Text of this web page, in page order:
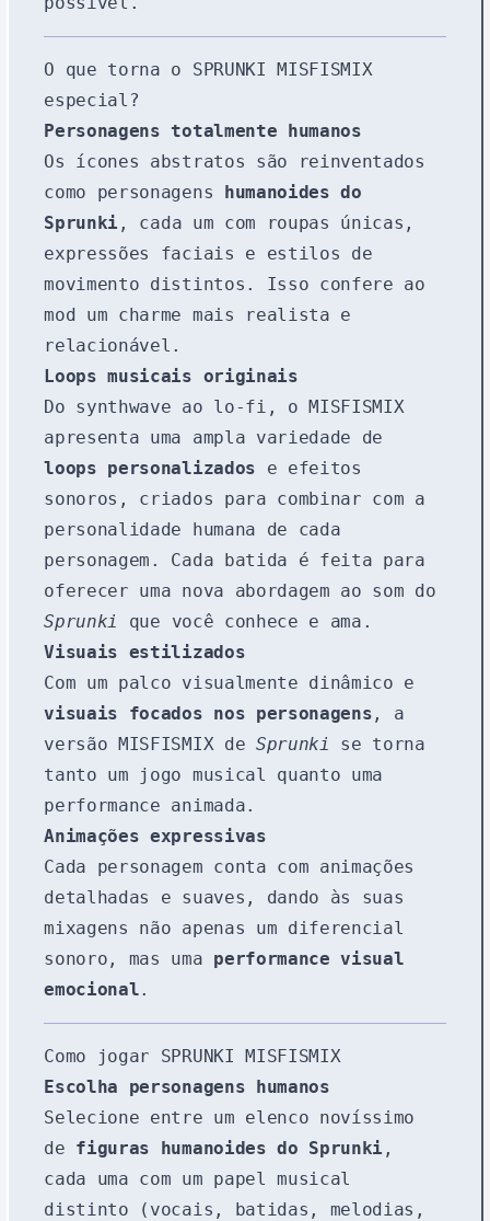
O que torna o SPRUNKI MISFISMIX
especial?
Personagens totalmente humanos
Os ícones abstratos são reinventados
como personagens humanoides do
Sprunki , cada um com roupas únicas,
expressões faciais e estilos de
movimento distintos. Isso confere ao
mod um charme mais realista e
relacionável.
Loops musicais originais
Do synthwave ao lo-fi, o MISFISMIX
apresenta uma ampla variedade de
loops personalizados e efeitos
sonoros, criados para combinar com a
personalidade humana de cada
personagem. Cada batida é feita para
oferecer uma nova abordagem ao som do
Sprunki
que você conhece e ama.
Visuais estilizados
Com um palco visualmente dinâmico e
visuais focados nos personagens , a
versão MISFISMIX de Sprunki se torna
tanto um jogo musical quanto uma
performance animada.
Animações expressivas
Cada personagem conta com animações
detalhadas e suaves, dando às suas
mixagens não apenas um diferencial
sonoro, mas uma performance visual
emocional.
Como jogar SPRUNKI MISFISMIX
Escolha personagens humanos
Selecione entre um elenco novíssimo
de figuras humanoides do Sprunki ,
cada uma com um papel musical
distinto (vocais, batidas, melodias,